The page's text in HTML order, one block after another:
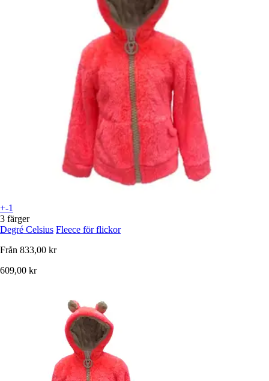
+-1
3 färger
Degré Celsius Fleece för flickor
Från 833,00 kr
609,00 kr